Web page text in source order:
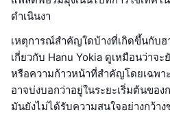
ดำเนินงา
เหตุการณ์สำคัญใดบ้างที่เกิดขึ้นกับฮ
เกี่ยวกับ Hanu Yokia ดูเหมือนว่าจ
หรือความก้าวหน้าที่สำคัญโดยเฉพา
อาจบ่งบอกว่าอยู่ในระยะเริ่มต้นขอ
มันยังไม่ได้รับความสนใจอย่างกว้า